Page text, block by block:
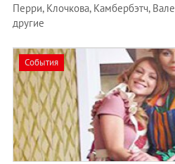
Перри, Клочкова, Камбербэтч,
другие
События